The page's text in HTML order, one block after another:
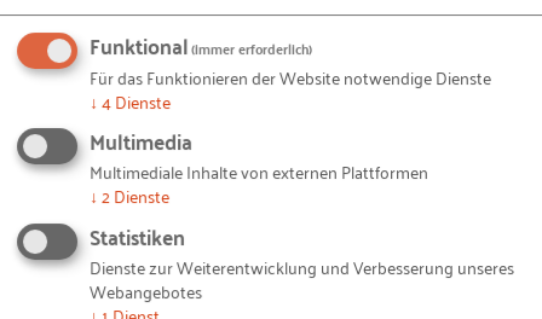
sich der Bereich Handel auch mit innovativen Ideen
für den Verkauf, beispielsweise den Einsatz von
Tablets in der Beratung. Konkret ging es um
Unterhaltungselektronik. Keine Fachkraft im
Verkauf könnte alle technischen Details eines
Geräts im Kopf haben, so die Ausgangsthese. Wären
die Informationen auf einem Tablet abrufbar, ließe
sich dennoch kompetent auf Kundenfragen
antworten.
Funktional(immer erforderlich)
Für das Funktionieren der Website notwendige Dienste
↓ 4Dienste
Multimedia
Multimediale Inhalte von externen Plattformen
↓ 2Dienste
Statistiken
Dienste zur Weiterentwicklung und Verbesserung unseres
Webangebotes